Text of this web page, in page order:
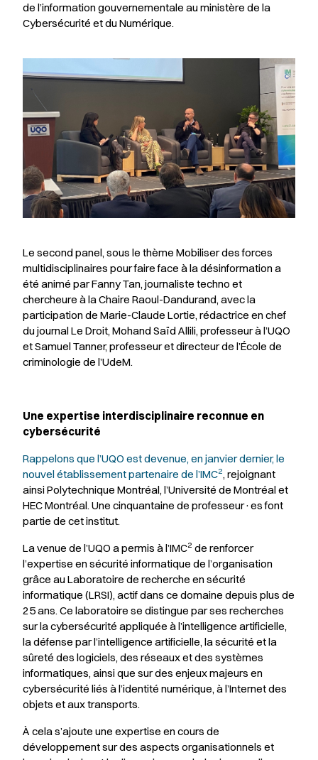
de l’information gouvernementale au ministère de la
Cybersécurité et du Numérique.
Le second panel, sous le thème Mobiliser des forces
multidisciplinaires pour faire face à la désinformation a
été animé par Fanny Tan, journaliste techno et
chercheure à la Chaire Raoul-Dandurand, avec la
participation de Marie-Claude Lortie, rédactrice en chef
du journalLe Droit, Mohand Saïd Allili, professeur à l’UQO
et Samuel Tanner, professeur et directeur de l’École de
criminologie de l’UdeM.
Une expertise interdisciplinaire reconnue en
cybersécurité
Rappelons que l’UQO est devenue, en janvier dernier, le
nouvel établissement partenaire de l’IMC2, rejoignant
ainsi Polytechnique Montréal, l’Université de Montréal et
HEC Montréal. Une cinquantaine de professeur·es font
partie de cet institut.
La venue de l’UQO a permis à l’IMC2 de renforcer
l’expertise en sécurité informatique de l’organisation
grâce au Laboratoire de recherche en sécurité
informatique (LRSI), actif dans ce domaine depuis plus de
25 ans. Ce laboratoire se distingue par ses recherches
sur la cybersécurité appliquée à l’intelligence artificielle,
la défense par l’intelligence artificielle, la sécurité et la
sûreté des logiciels, des réseaux et des systèmes
informatiques, ainsi que sur des enjeux majeurs en
cybersécurité liés à l’identité numérique, à l’Internet des
objets et aux transports.
À cela s’ajoute une expertise en cours de
développement sur des aspects organisationnels et